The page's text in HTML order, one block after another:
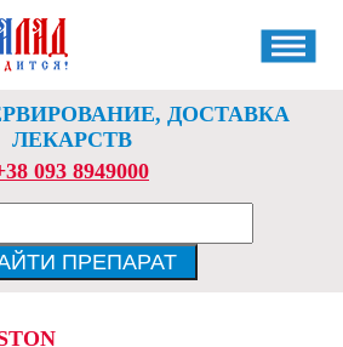
ДОСТАВКА
ЛЕКАРСТВ
093 8949000